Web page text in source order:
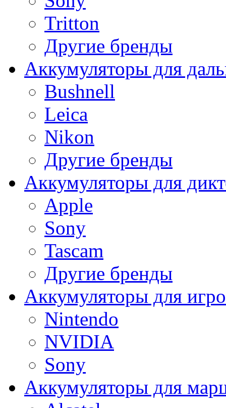
Tritton
Другие бренды
Аккумуляторы для
Bushnell
Leica
Nikon
Другие бренды
Аккумуляторы для
Apple
Sony
Tascam
Другие бренды
Аккумуляторы для
Nintendo
NVIDIA
Sony
Аккумуляторы для